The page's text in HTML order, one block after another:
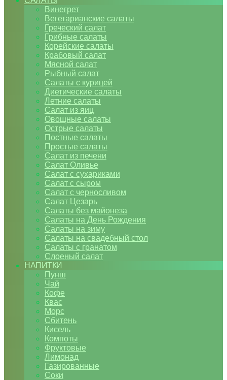
Винегрет
Вегетарианские салаты
Греческий салат
Грибные салаты
Корейские салаты
Крабовый салат
Мясной салат
Рыбный салат
Салаты с курицей
Диетические салаты
Летние салаты
Салат из яиц
Овощные салаты
Острые салаты
Постные салаты
Простые салаты
Салат из печени
Салат Оливье
Салат с сухариками
Салат с сыром
Салат с черносливом
Салат Цезарь
Салаты без майонеза
Салаты на День Рождения
Салаты на зиму
Салаты на свадебный стол
Салаты с гранатом
Слоеный салат
НАПИТКИ
Пунш
Чай
Кофе
Квас
Морс
Сбитень
Кисель
Компоты
Фруктовые
Лимонад
Газированные
Соки